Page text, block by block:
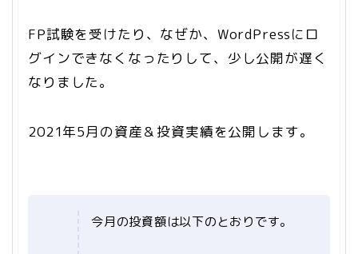
FP試験を受けたり、なぜか、WordPressにロ
グインできなくなったりして、少し公開が遅く
なりました。
2021年5月の資産＆投資実績を公開します。
今月の投資額は以下のとおりです。